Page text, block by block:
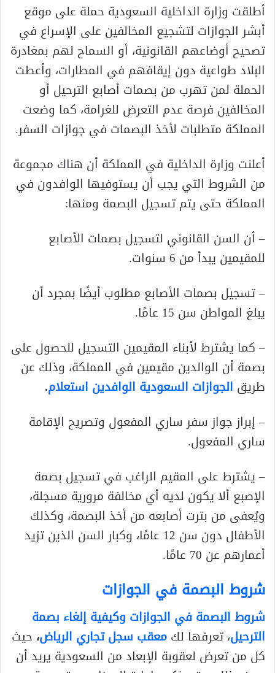
أطلقت وزارة الداخلية السعودية حملة على موقع
أبشر الجوازات لتشجيع المخالفين على الإسراع في
تصحيح أوضاعهم القانونية، أو السماح لهم بمغادرة
البلاد طواعية دون إيقافهم في المطارات، وأعطت
الحملة لمن تهرب من بصمات أصابع الترحيل أو
المخالفين فرصة عدم التعرض للغرامة، كما وضعت
المملكة متطلبات لأخذ البصمات في جوازات السفر.
أعلنت وزارة الداخلية في المملكة أن هناك مجموعة
من الشروط التي يجب أن يستوفيها الوافدون في
المملكة حتى يتم تسجيل البصمة ومنها:
– أن السن القانوني لتسجيل بصمات الأصابع
للمقيمين يبدأ من 6 سنوات.
– تسجيل بصمات الأصابع مطلوب أيضًا بمجرد أن
يبلغ المواطن سن 15 عامًا.
– كما يشترط لأبناء المقيمين التسجيل للحصول على
بصمة أن الوالدين مقيمين في المملكة، وذلك عن
طريق الجوازات السعودية الوافدين استعلام.
– إبراز جواز سفر ساري المفعول وتصريح الإقامة
ساري المفعول.
– يشترط على المقيم الراغب في تسجيل بصمة
الإصبع ألا يكون لديه أي مخالفة مرورية مسجلة،
ويُعفى من بترت أصابعه من أخذ البصمة، وكذلك
الأطفال دون سن 12 عامًا، وكبار السن الذين تزيد
أعمارهم عن 70 عامًا.
شروط البصمة في الجوازات
شروط البصمة في الجوازات وكيفية إلغاء بصمة
الترحيل، تعرفها لكمعقب سجل تجاري الرياض، حيث
كل من تعرض لعقوبة الإبعاد من السعودية يريد أن